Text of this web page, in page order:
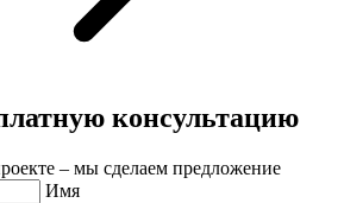
консультацию
– мы сделаем предложение
Имя